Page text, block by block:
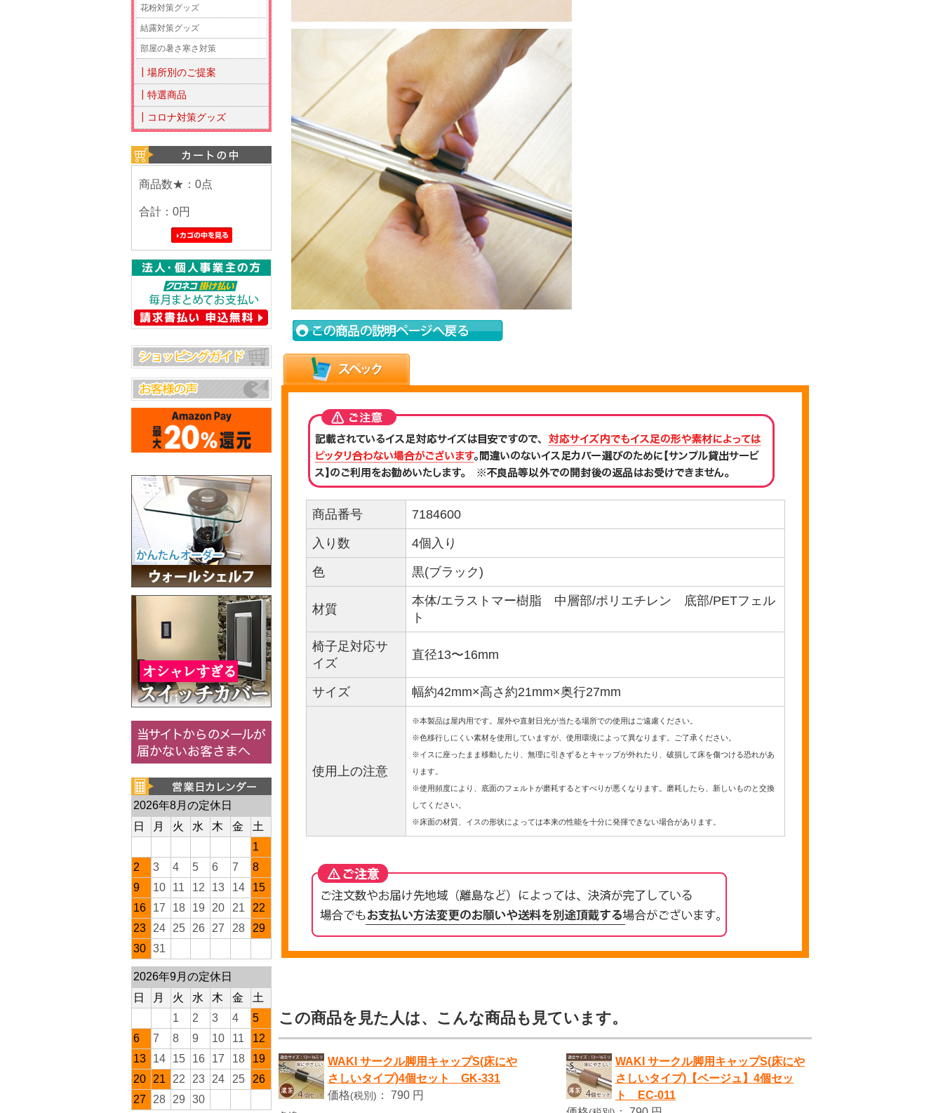
花粉対策グッズ
結露対策グッズ
部屋の暑さ寒さ対策
┃場所別のご提案
┃特選商品
┃コロナ対策グッズ
商品数★：0点
合計： 0円
2026年8月の定休日
日
月 火 水 木 金
土
1
2
3 4 5 6 7
8
9
10 11 12 13 14
15
16
17 18 19 20 21
22
23
24 25 26 27 28
29
30 31
2026年9月の定休日
日
月 火 水 木 金
土
1
2 3 4
5
6
7 8 9 10 11
12
13
14 15 16 17 18
19
20
21 22 23 24 25
26
27
28 29 30
商品番号 7184600
入り数 4個入り
色 黒(ブラック)
材質
本体/エラストマー樹脂 中層部/ポリエチレン 底部/PETフェル
ト
椅子足対応サ
イズ
直径13〜16mm
サイズ 幅約42mm×高さ約21mm×奥行27mm
使用上の注意
※本製品は屋内用です。屋外や直射日光が当たる場所での使用はご遠慮ください。
※色移行しにくい素材を使用していますが、使用環境によって異なります。ご了承ください。
※イスに座ったまま移動したり、無理に引きずるとキャップが外れたり、破損して床を傷つける恐れがあ
ります。
※使用頻度により、底面のフェルトが磨耗するとすべりが悪くなります。磨耗したら、新しいものと交換
してください。
※床面の材質、イスの形状によっては本来の性能を十分に発揮できない場合があります。
この商品を見た人は、こんな商品も見ています。
WAKI サークル脚用キャップS(床にや
さしいタイプ)4個セット GK-331
価格(税別) ： 790 円
WAKI サークル脚用キャップS(床にや
さしいタイプ)【ベージュ】4個セッ
ト EC-011